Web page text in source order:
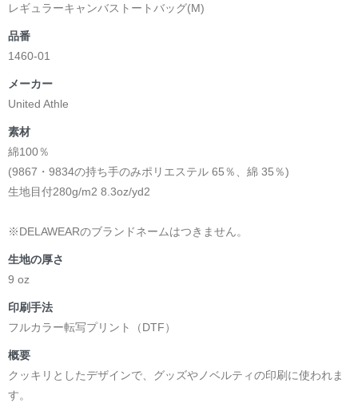
レギュラーキャンバストートバッグ(M)
品番
1460-01
メーカー
United Athle
素材
綿100％
(9867・9834の持ち手のみポリエステル 65％、綿 35％)
生地目付280g/m2 8.3oz/yd2
※DELAWEARのブランドネームはつきません。
生地の厚さ
9 oz
印刷手法
フルカラー転写プリント（DTF）
概要
クッキリとしたデザインで、グッズやノベルティの印刷に使われま
す。